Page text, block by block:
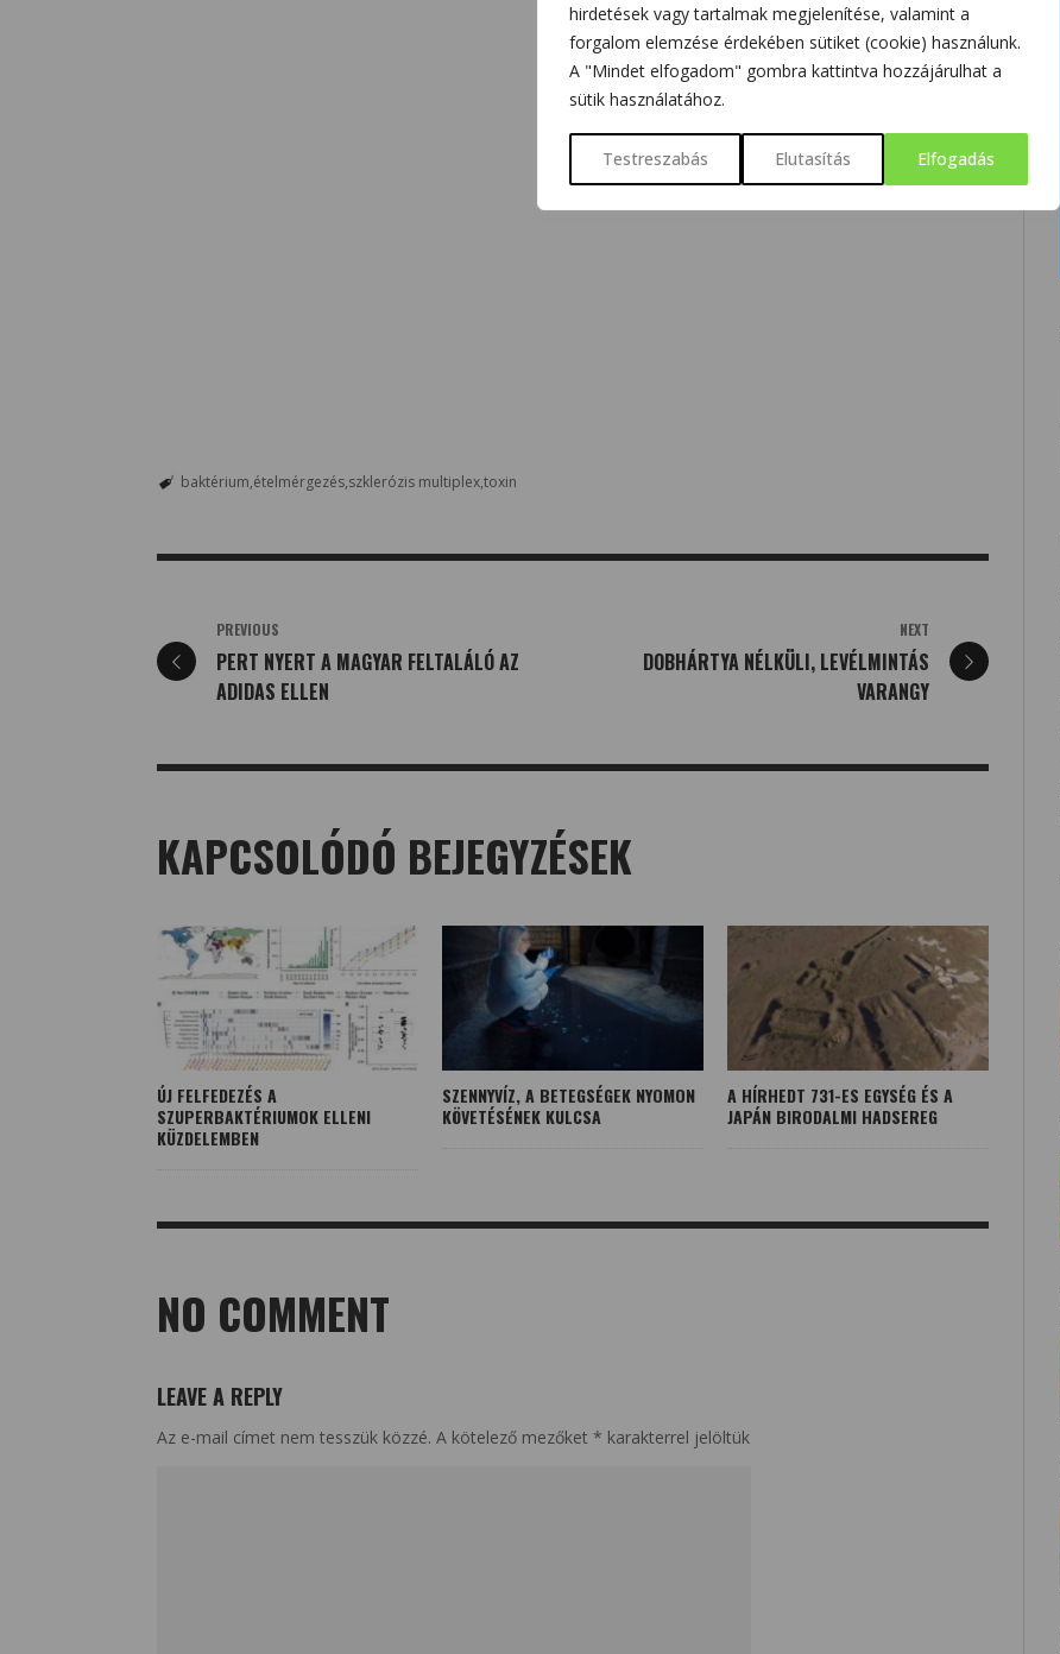
hirdetések vagy tartalmak megjelenítése, valamint a
forgalom elemzése érdekében sütiket (cookie) használunk.
A "Mindet elfogadom" gombra kattintva hozzájárulhat a
sütik használatához.
Testreszabás Elutasítás Elfogadás
baktérium ételmérgezés szklerózis multiplextoxin
PREVIOUS
PERT NYERT A MAGYAR FELTALÁLÓ AZ
ADIDAS ELLEN
NEXT
DOBHÁRTYA NÉLKÜLI, LEVÉLMINTÁS
VARANGY
KAPCSOLÓDÓ BEJEGYZÉSEK
ÚJ FELFEDEZÉS A
SZUPERBAKTÉRIUMOK ELLENI
KÜZDELEMBEN
SZENNYVÍZ, A BETEGSÉGEK NYOMON
KÖVETÉSÉNEK KULCSA
A HÍRHEDT 731-ES EGYSÉG ÉS A
JAPÁN BIRODALMI HADSEREG
NO COMMENT
LEAVE A REPLY
Az e-mail címet nem tesszük közzé. A kötelező mezőket * karakterrel jelöltük